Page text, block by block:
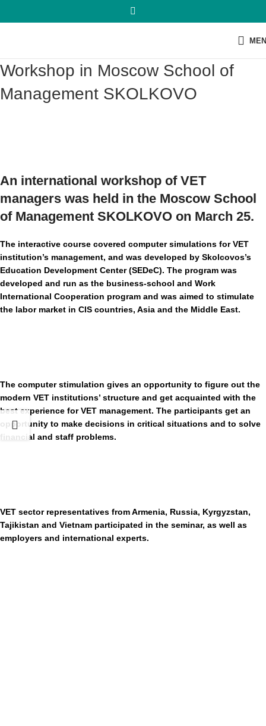
Workshop in Moscow School of
Management SKOLKOVO
An international workshop of VET
managers was held in the Moscow School
of Management SKOLKOVO on March 25.
The interactive course covered computer simulations for VET
institution’s management, and was developed by Skolcovos’s
Education Development Center (SEDeC). The program was
developed and run as the business-school and Work
International Cooperation program and was aimed to stimulate
the labor market in CIS countries, Asia and the Middle East.
The computer stimulation gives an opportunity to figure out the
modern VET institutions’ structure and get acquainted with the
best experience for VET management. The participants get an
opportunity to make decisions in critical situations and to solve
financial and staff problems.
VET sector representatives from Armenia, Russia, Kyrgyzstan,
Tajikistan and Vietnam participated in the seminar, as well as
employers and international experts.